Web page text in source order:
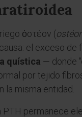
ὀστέον (
el exceso de
quística — donde
por tejido
la misma entidad.
permanece